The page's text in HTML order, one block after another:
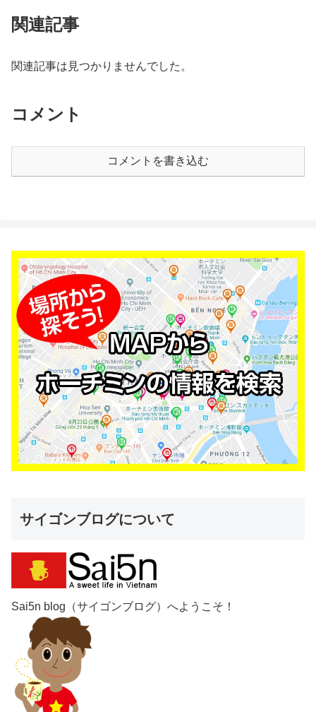
関連記事
関連記事は見つかりませんでした。
コメント
コメントを書き込む
サイゴンブログについて
Sai5n blog（サイゴンブログ）へようこそ！